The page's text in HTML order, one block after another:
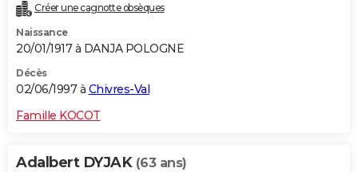
Créer une cagnotte obsèques
Naissance
20/01/1917 à DANJA POLOGNE
Décès
02/06/1997 à Chivres-Val
Famille KOCOT
Adalbert DYJAK (63 ans)